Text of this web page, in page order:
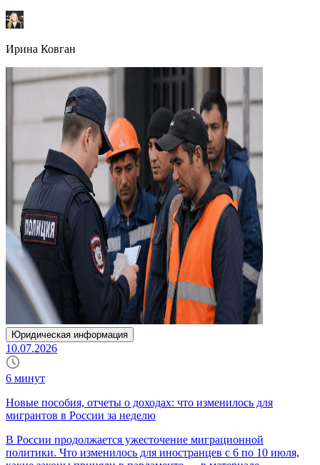
Ирина Ковган
Юридическая информация
10.07.2026
6 минут
Новые пособия, отчеты о доходах: что изменилось для
мигрантов в России за неделю
В России продолжается ужесточение миграционной
политики. Что изменилось для иностранцев с 6 по 10 июля,